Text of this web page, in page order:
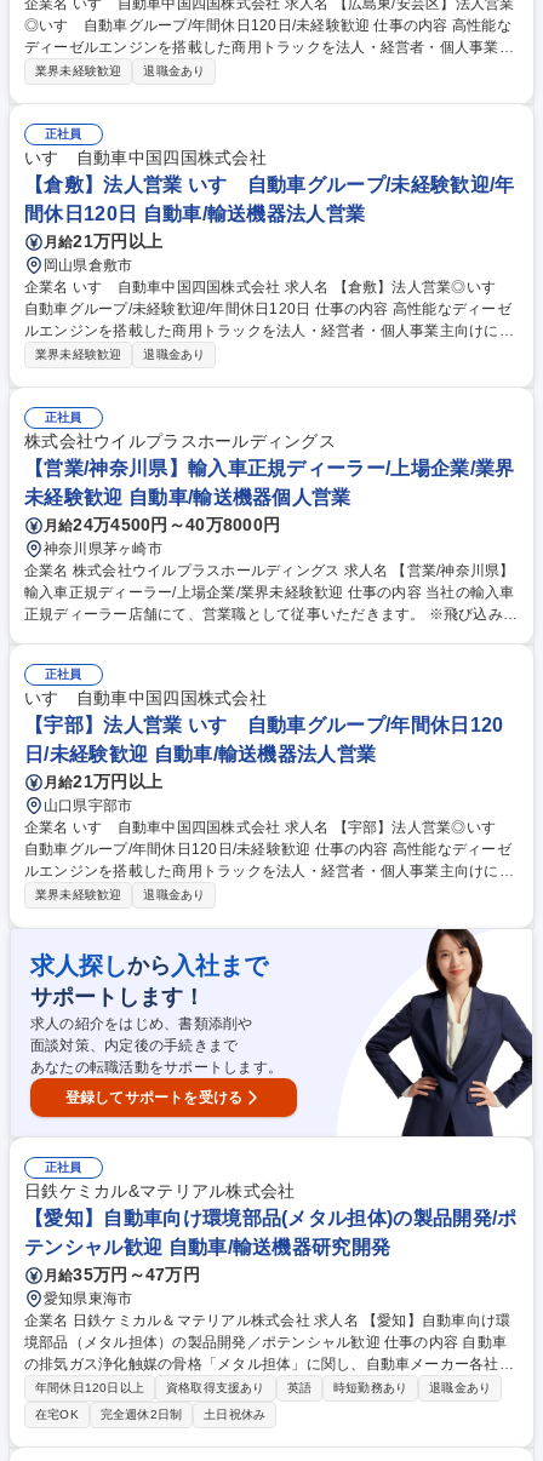
企業名 いすゞ自動車中国四国株式会社 求人名 【広島東/安芸区】法人営業
◎いすゞ自動車グループ/年間休日120日/未経験歓迎 仕事の内容 高性能な
ディーゼルエンジンを搭載した商用トラックを法人・経営者・個人事業主
向けにお客様のニーズに合わせてカスタマイズ提案を伴う営業活動をお任
にわたる提案を行って頂きます。 また、いすゞでは「運ぶを支える」を合
言葉にトラックの稼働を止めないことにこだわっており、業界に先駆けて
MIMAMORIという車体の状況把握ソフトやマフラーの差圧計を取付て大き
なトラブル前を未然に対処できる強みから信頼獲得に繋がっています。 募
集職種 【広島東/安芸区】法人営業◎いすゞ自動車グループ/年間休日120
日/未経験歓迎
業界未経験歓迎 退職金あり
正社員
いすゞ自動車中国四国株式会社
【倉敷】法人営業 いすゞ自動車グループ/未経験歓迎/年
間休日120日 自動車/輸送機器法人営業
月給21万円以上
岡山県倉敷市
企業名 いすゞ自動車中国四国株式会社 求人名 【倉敷】法人営業◎いすゞ
自動車グループ/未経験歓迎/年間休日120日 仕事の内容 高性能なディーゼ
ルエンジンを搭載した商用トラックを法人・経営者・個人事業主向けにお
客様のニーズに合わせてカスタマイズ提案を伴う営業活動をお任せしま
る提案を行って頂きます。 また、いすゞでは「運ぶを支える」を合言葉に
トラックの稼働を止めないことにこだわっており、業界に先駆けてMIMA
MORIという車体の状況把握ソフトやマフラーの差圧計を取付て大きなト
ラブル前を未然に対処できる強みから信頼獲得に繋がっています。 募集職
種 【倉敷】法人営業◎いすゞ自動車グループ/未経験歓迎/年間休日120日
業界未経験歓迎 退職金あり
正社員
株式会社ウイルプラスホールディングス
【営業/神奈川県】輸入車正規ディーラー/上場企業/業界
未経験歓迎 自動車/輸送機器個人営業
月給24万4500円～40万8000円
神奈川県茅ヶ崎市
企業名 株式会社ウイルプラスホールディングス 求人名 【営業/神奈川県】
輸入車正規ディーラー/上場企業/業界未経験歓迎 仕事の内容 当社の輸入車
正規ディーラー店舗にて、営業職として従事いただきます。 ※飛び込み営
説明 ■見積もりの作成 ■自動車保険や各種付帯商品のご提案 ■成約後の書
類手続き、納車対応 ■既存顧客へのフォロー連絡・代替提案 募集職種
【営業/神奈川県】輸入車正規ディーラー/上場企業/業界未経験歓迎
正社員
いすゞ自動車中国四国株式会社
【宇部】法人営業 いすゞ自動車グループ/年間休日120
日/未経験歓迎 自動車/輸送機器法人営業
月給21万円以上
山口県宇部市
企業名 いすゞ自動車中国四国株式会社 求人名 【宇部】法人営業◎いすゞ
自動車グループ/年間休日120日/未経験歓迎 仕事の内容 高性能なディーゼ
ルエンジンを搭載した商用トラックを法人・経営者・個人事業主向けにお
客様のニーズに合わせてカスタマイズ提案を伴う営業活動をお任せしま
の情報をヒアリングしながらトラック荷台の材質や大きさなど多岐にわた
る提案を行って頂きます。 また、いすゞでは「運ぶを支える」を合言葉に
トラックの稼働を止めないことにこだわっており、業界に先駆けてMIMA
MORIという車体の状況把握ソフトやマフラーの差圧計を取付て大きなト
ラブル前を未然に対処できる強みから信頼獲得に繋がっています。 募集職
種 【宇部】法人営業◎いすゞ自動車グループ/年間休日120日/未経験歓迎
業界未経験歓迎 退職金あり
求人探しから 入社まで
サポートします！
求人の紹介をはじめ、書類添削や
面談対策、内定後の手続きまで
あなたの転職活動をサポートします。
登録してサポートを受ける
正社員
日鉄ケミカル&マテリアル株式会社
【愛知】自動車向け環境部品(メタル担体)の製品開発/ポ
テンシャル歓迎 自動車/輸送機器研究開発
月給35万円～47万円
愛知県東海市
企業名 日鉄ケミカル＆マテリアル株式会社 求人名 【愛知】自動車向け環
境部品（メタル担体）の製品開発／ポテンシャル歓迎 仕事の内容 自動車
の排気ガス浄化触媒の骨格「メタル担体」に関し、自動車メーカー各社へ
の要件定義・設計から、製造プロセス構築、海外自社工場での量産立ち上
げ、技術提案まで一気通貫で担う、裁量の大きいポジションです。 【詳
細】(1)要件定義：顧客（四輪・二輪メーカー）との仕様決定 (2)新製品の
製造プロセス構築・素材評価：日本製鉄の研究所と連携し、金属素材の評
年間休日120日以上 資格取得支援あり 英語 時短勤務あり
退職金あり
在宅OK
完全週休2日制 土日祝休み